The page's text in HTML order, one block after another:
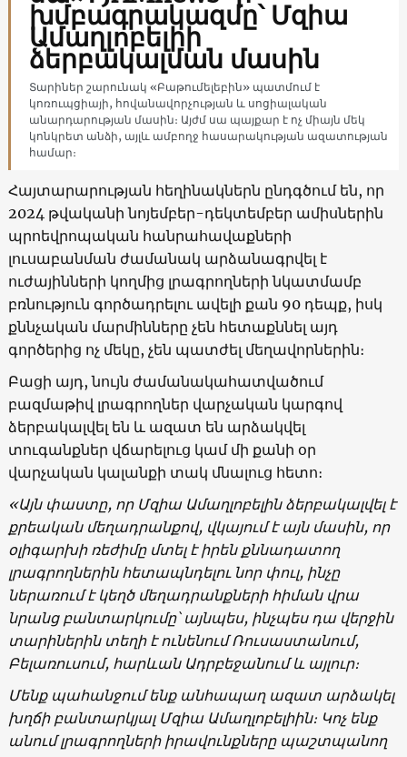
խմբագրակազմը՝ Մզիա
Ամաղլոբելիի
ձերբակալման մասին
Տարիներ շարունակ «Բաթումելեբին» պատմում է
կոռուպցիայի, հովանավորչության և սոցիալական
անարդարության մասին։ Այժմ սա պայքար է ոչ միայն մեկ
կոնկրետ անձի, այլև ամբողջ հասարակության ազատության
համար։
Հայտարարության հեղինակներն ընդգծում են, որ
2024 թվականի նոյեմբեր-դեկտեմբեր ամիսներին
պրոեվրոպական հանրահավաքների
լուսաբանման ժամանակ արձանագրվել է
ուժայինների կողմից լրագրողների նկատմամբ
բռնություն գործադրելու ավելի քան 90 դեպք, իսկ
քննչական մարմինները չեն հետաքննել այդ
գործերից ոչ մեկը, չեն պատժել մեղավորներին։
Բացի այդ, նույն ժամանակահատվածում
բազմաթիվ լրագրողներ վարչական կարգով
ձերբակալվել են և ազատ են արձակվել
տուգանքներ վճարելուց կամ մի քանի օր
վարչական կալանքի տակ մնալուց հետո։
«Այն փաստը, որ Մզիա Ամաղլոբելին ձերբակալվել է
քրեական մեղադրանքով, վկայում է այն մասին, որ
օլիգարխի ռեժիմը մտել է իրեն քննադատող
լրագրողներին հետապնդելու նոր փուլ, ինչը
ներառում է կեղծ մեղադրանքների հիման վրա
նրանց բանտարկումը՝ այնպես, ինչպես դա վերջին
տարիներին տեղի է ունենում Ռուսաստանում,
Բելառուսում, հարևան Ադրբեջանում և այլուր։
Մենք պահանջում ենք անհապաղ ազատ արձակել
խղճի բանտարկյալ Մզիա Ամաղլոբելիին։ Կոչ ենք
անում լրագրողների իրավունքները պաշտպանող